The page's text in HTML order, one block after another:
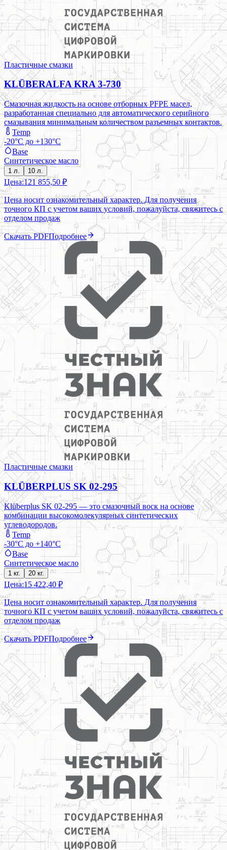
Пластичные смазки
KLÜBERALFA KRA 3-730
Смазочная жидкость на основе отборных PFPE масел,
разработанная специально для автоматического серийного
смазывания минимальным количеством разъемных контактов.
Temp
-20°C до +130°C
Base
Синтетическое масло
1 л. 10 л.
Цена:121 855,50 ₽
Цена носит ознакомительный характер. Для получения
точного КП с учетом ваших условий, пожалуйста, свяжитесь с
отделом продаж
Скачать PDFПодробнее
Пластичные смазки
KLÜBERPLUS SK 02-295
Klüberplus SK 02-295 — это смазочный воск на основе
комбинации высокомолекулярных синтетических
углеводородов.
Temp
-30°C до +140°C
Base
Синтетическое масло
1 кг. 20 кг.
Цена:15 422,40 ₽
Цена носит ознакомительный характер. Для получения
точного КП с учетом ваших условий, пожалуйста, свяжитесь с
отделом продаж
Скачать PDFПодробнее